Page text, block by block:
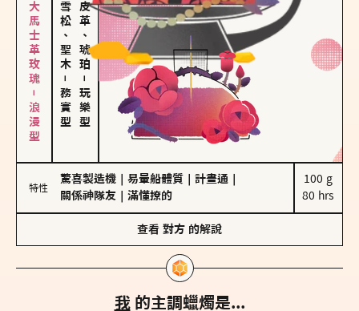
大馬士革玫瑰－浪漫型 雪松、聖木
－
務實型
皮革、琥珀
－
玩樂型
特性
驚喜製造機 易暈船體質 計畫通
關係神隊友
滿懂撩的
100 g
80 hrs
查看 對方 的解說
我 的主調蠟燭是...